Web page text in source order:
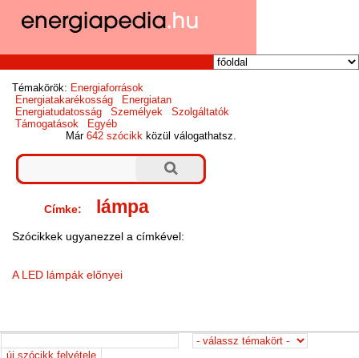
Témakörök: Energiaforrások
Energiatakarékosság
Energiatan
Energiatudatosság
Személyek
Szolgáltatók
Támogatások
Egyéb
Már642 szócikk közül válogathatsz.
Címke: lámpa
Szócikkek ugyanezzel a címkével:
A LED lámpák előnyei